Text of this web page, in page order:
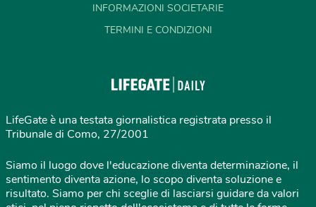
INFORMAZIONI SOCIETARIE
TERMINI E CONDIZIONI
LifeGate è una testata giornalistica registrata presso il
Tribunale di Como, 27/2001
Siamo il luogo dove l'educazione diventa determinazione, il
sentimento diventa azione, lo scopo diventa soluzione e
risultato. Siamo per chi sceglie di lasciarsi guidare da valori